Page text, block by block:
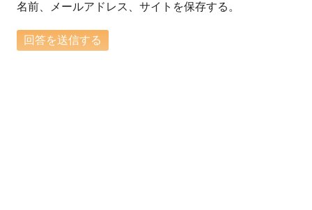
名前、メールアドレス、サイトを保存する。